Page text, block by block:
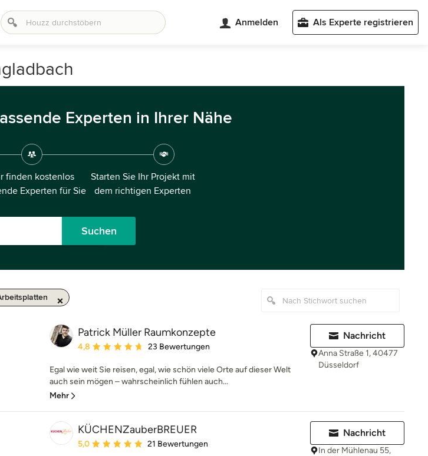
Anmelden Als Experte registrieren
Experten in Ihrer Nähe
finden kostenlos
Experten für Sie
Starten Sie Ihr Projekt mit
dem richtigen Experten
Suchen
Patrick Müller Raumkonzepte
Durchschnittliche Bewertung: 4.8 von 5 Sternen
4,8 23 Bewertungen
Egal wie weit Sie reisen, egal, wie schön viele Orte auf dieser Welt
auch sein mögen – wahrscheinlich fühlen auch...
Mehr
Nachricht
Anna Straße 1, 40477
Düsseldorf
KÜCHENZauberBREUER
Durchschnittliche Bewertung: 5 von 5 Sternen
5,0 21 Bewertungen
Nachricht
In der Mühlenau 55,